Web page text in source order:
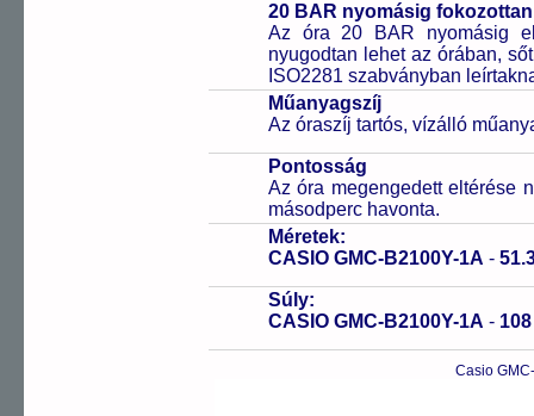
20 BAR nyomásig
Az óra 20 BAR nyomásig
nyugodtan lehet az órában,
ISO2281 szabványban
Műanyagszíj
Az óraszíj tartós, vízálló
Pontosság
Az óra megengedett eltérése
másodperc havonta.
Méretek:
CASIO GMC-B2100Y-1A -
Súly:
CASIO GMC-B2100Y-1A -
Casio